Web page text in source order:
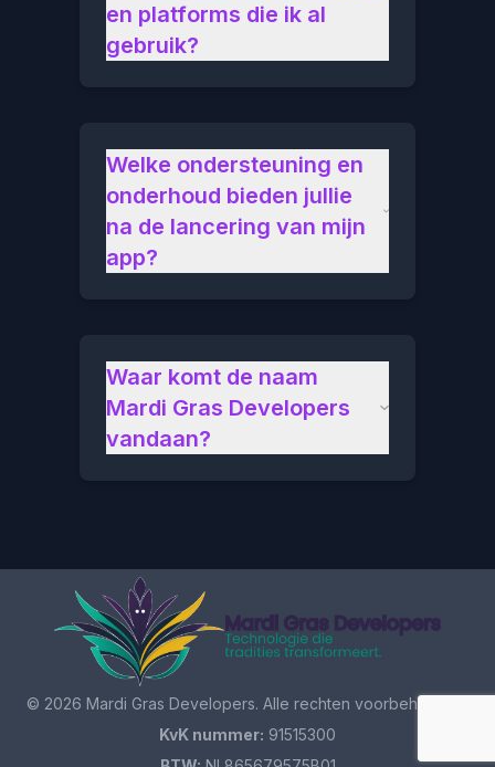
en platforms die ik al
gebruik?
Welke ondersteuning en
onderhoud bieden jullie
na de lancering van mijn
app?
Waar komt de naam
Mardi Gras Developers
vandaan?
© 2026 Mardi Gras Developers. Alle rechten voorbehouden.
KvK nummer: 91515300